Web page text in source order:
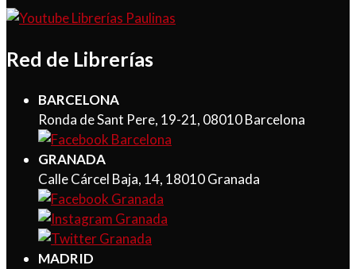
Red de Librerías
BARCELONA
Ronda de Sant Pere, 19-21, 08010 Barcelona
GRANADA
Calle Cárcel Baja, 14, 18010 Granada
MADRID